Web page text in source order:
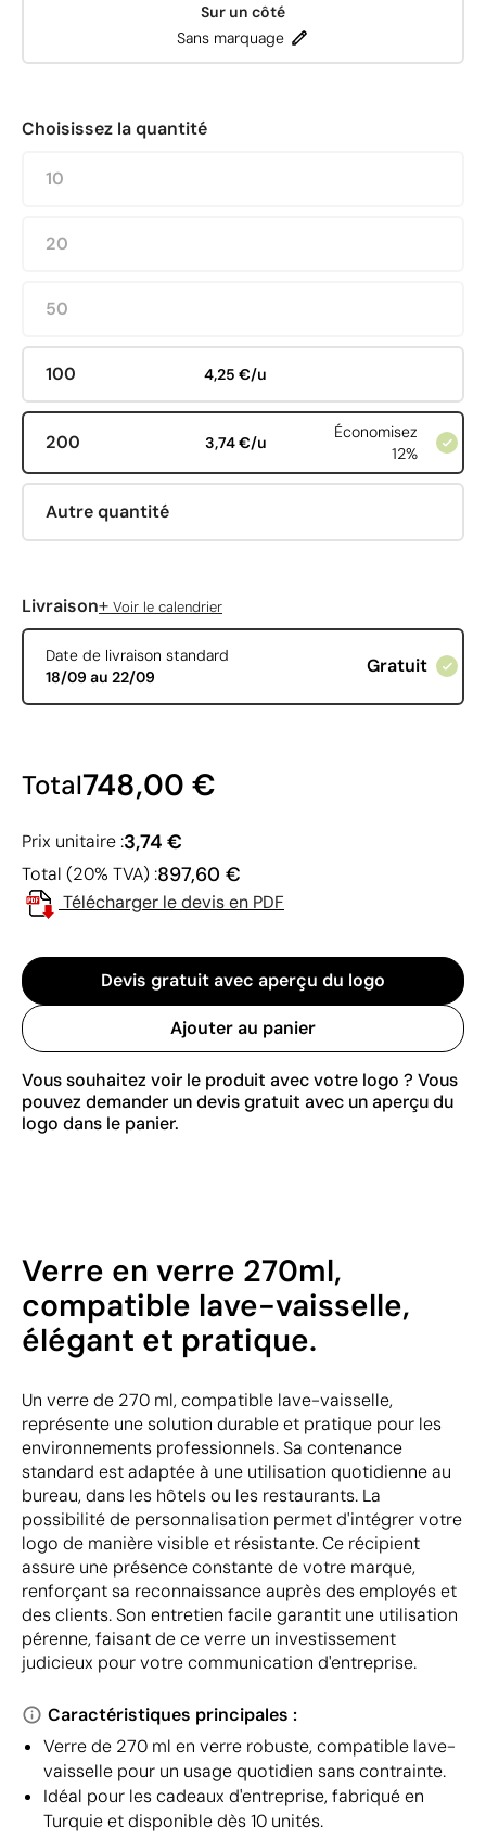
Sur un côté
Sans marquage
Choisissez la quantité
10
20
50
100 4,25 €/u
200 3,74 €/u
Économisez
12%
Autre quantité
Livraison+ Voir le calendrier
Date de livraison standard
18/09 au 22/09
Gratuit
Total748,00 €
Prix unitaire :3,74 €
Total (20% TVA) :897,60 €
Télécharger le devis en PDF
Devis gratuit avec aperçu du logo
Ajouter au panier
Vous souhaitez voir le produit avec votre logo ? Vous
pouvez demander un devis gratuit avec un aperçu du
logo dans le panier.
Verre en verre 270ml,
compatible lave-vaisselle,
élégant et pratique.
Un verre de 270 ml, compatible lave-vaisselle,
représente une solution durable et pratique pour les
environnements professionnels. Sa contenance
standard est adaptée à une utilisation quotidienne au
bureau, dans les hôtels ou les restaurants. La
possibilité de personnalisation permet d'intégrer votre
logo de manière visible et résistante. Ce récipient
assure une présence constante de votre marque,
renforçant sa reconnaissance auprès des employés et
des clients. Son entretien facile garantit une utilisation
pérenne, faisant de ce verre un investissement
judicieux pour votre communication d'entreprise.
Caractéristiques principales :
Verre de 270 ml en verre robuste, compatible lave-
vaisselle pour un usage quotidien sans contrainte.
Idéal pour les cadeaux d'entreprise, fabriqué en
Turquie et disponible dès 10 unités.